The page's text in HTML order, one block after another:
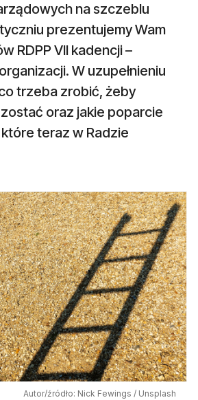
na szczeblu
prezentujemy Wam
RDPP VII kadencji –
W uzupełnieniu
trzeba zrobić, żeby
zostać oraz jakie poparcie
które teraz w Radzie
Autor/źródło: Nick Fewings / Unsplash